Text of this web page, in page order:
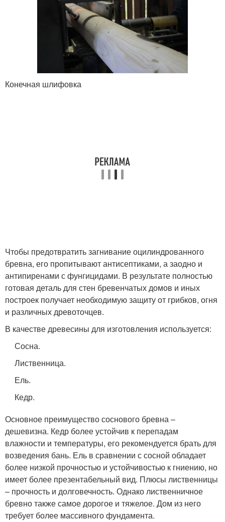
Конечная шлифовка
Чтобы предотвратить загнивание оцилиндрованного
бревна, его пропитывают антисептиками, а заодно и
антипиренами с фунгицидами. В результате полностью
готовая деталь для стен бревенчатых домов и иных
построек получает необходимую защиту от грибков, огня
и различных древоточцев.
В качестве древесины для изготовления используется:
Сосна.
Лиственница.
Ель.
Кедр.
Основное преимущество соснового бревна –
дешевизна. Кедр более устойчив к перепадам
влажности и температуры, его рекомендуется брать для
возведения бань. Ель в сравнении с сосной обладает
более низкой прочностью и устойчивостью к гниению, но
имеет более презентабельный вид. Плюсы лиственницы
– прочность и долговечность. Однако лиственничное
бревно также самое дорогое и тяжелое. Дом из него
требует более массивного фундамента.